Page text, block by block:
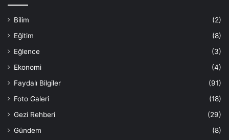
Bilim
(2)
Eğitim
(8)
Eğlence
(3)
Ekonomi
(4)
Faydalı Bilgiler
(91)
Foto Galeri
(18)
Gezi Rehberi
(29)
Gündem
(8)